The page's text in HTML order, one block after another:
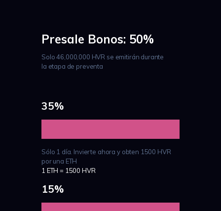
Presale Bonos: 50%
Solo 46,000,000 HVR se emitirán durante
la etapa de preventa
35%
Sólo 1 día. Invierte ahora y obten 1500 HVR
por una ETH
1 ETH = 1500 HVR
15%